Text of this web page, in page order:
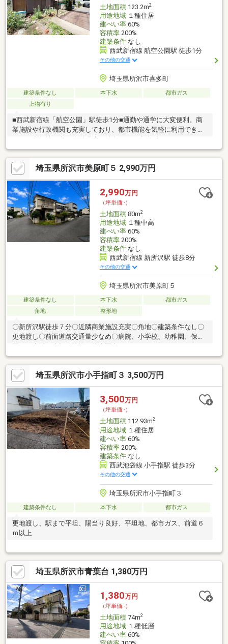
土地面積123.2m2
用途地域１種住居
建ぺい率60%
容積率200%
建築条件なし
西武新宿線 航空公園駅 徒歩1分
その他の交通
埼玉県所沢市喜多町
建築条件なし 本下水
都市ガス
上物有り
■西武新宿線「航空公園」駅徒歩1分■通勤や通学に大変便利。商
業施設や行政機関も充実しており、都市機能を気軽に利用できる
すので、ご家族・ご友人お誘いあわせの上、現地をご覧になって
みませんか？周辺環境と合わせてご案内致します！・‥…周辺環
境…‥・■西武新宿線「航空公園」駅……徒歩1分■セブンイレブン航
空公園駅西口店……徒歩2分■所沢市役所……徒歩4分■航空公園少年
スポーツ広場……徒歩6分■防衛医科大学校病院……16分■所沢市立
明峰小学校……徒歩3分■所沢市立所沢中学校……徒歩9分
埼玉県所沢市美原町５ 2,990万円
2,990万円
（坪単価:-）
土地面積80m2
用途地域１種中高
建ぺい率60%
容積率200%
建築条件なし
西武新宿線 新所沢駅 徒歩8分
その他の交通
埼玉県所沢市美原町５
建築条件なし 本下水
都市ガス
角地
整形地
〇新所沢駅徒歩７分〇近隣商業施設充実〇角地〇建築条件なし〇
更地渡し〇前面道路交通量少なめ〇病院、小学校、幼稚園、保育
埼玉県所沢市小手指町３ 3,500万円
3,500万円
（坪単価:-）
土地面積112.93m2
用途地域１種住居
建ぺい率60%
容積率200%
建築条件なし
西武池袋線 小手指駅 徒歩3分
その他の交通
埼玉県所沢市小手指町３
建築条件なし 本下水 都市ガス
更地渡し、駅まで平坦、陽当り良好、平坦地、都市ガス、前道６
ｍ以上
埼玉県所沢市青葉台 1,380万円
1,380万円
（坪単価:-）
土地面積74m2
用途地域１種低層
建ぺい率60%